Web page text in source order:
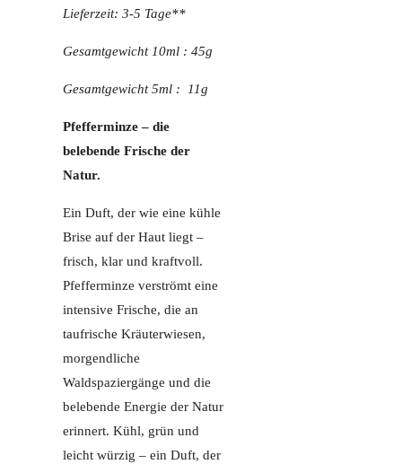
Lieferzeit: 3-5 Tage**
Gesamtgewicht 10ml : 45g
Gesamtgewicht 5ml : 11g
Pfefferminze – die
belebende Frische der
Natur.
Ein Duft, der wie eine kühle
Brise auf der Haut liegt –
frisch, klar und kraftvoll.
Pfefferminze verströmt eine
intensive Frische, die an
taufrische Kräuterwiesen,
morgendliche
Waldspaziergänge und die
belebende Energie der Natur
erinnert. Kühl, grün und
leicht würzig – ein Duft, der